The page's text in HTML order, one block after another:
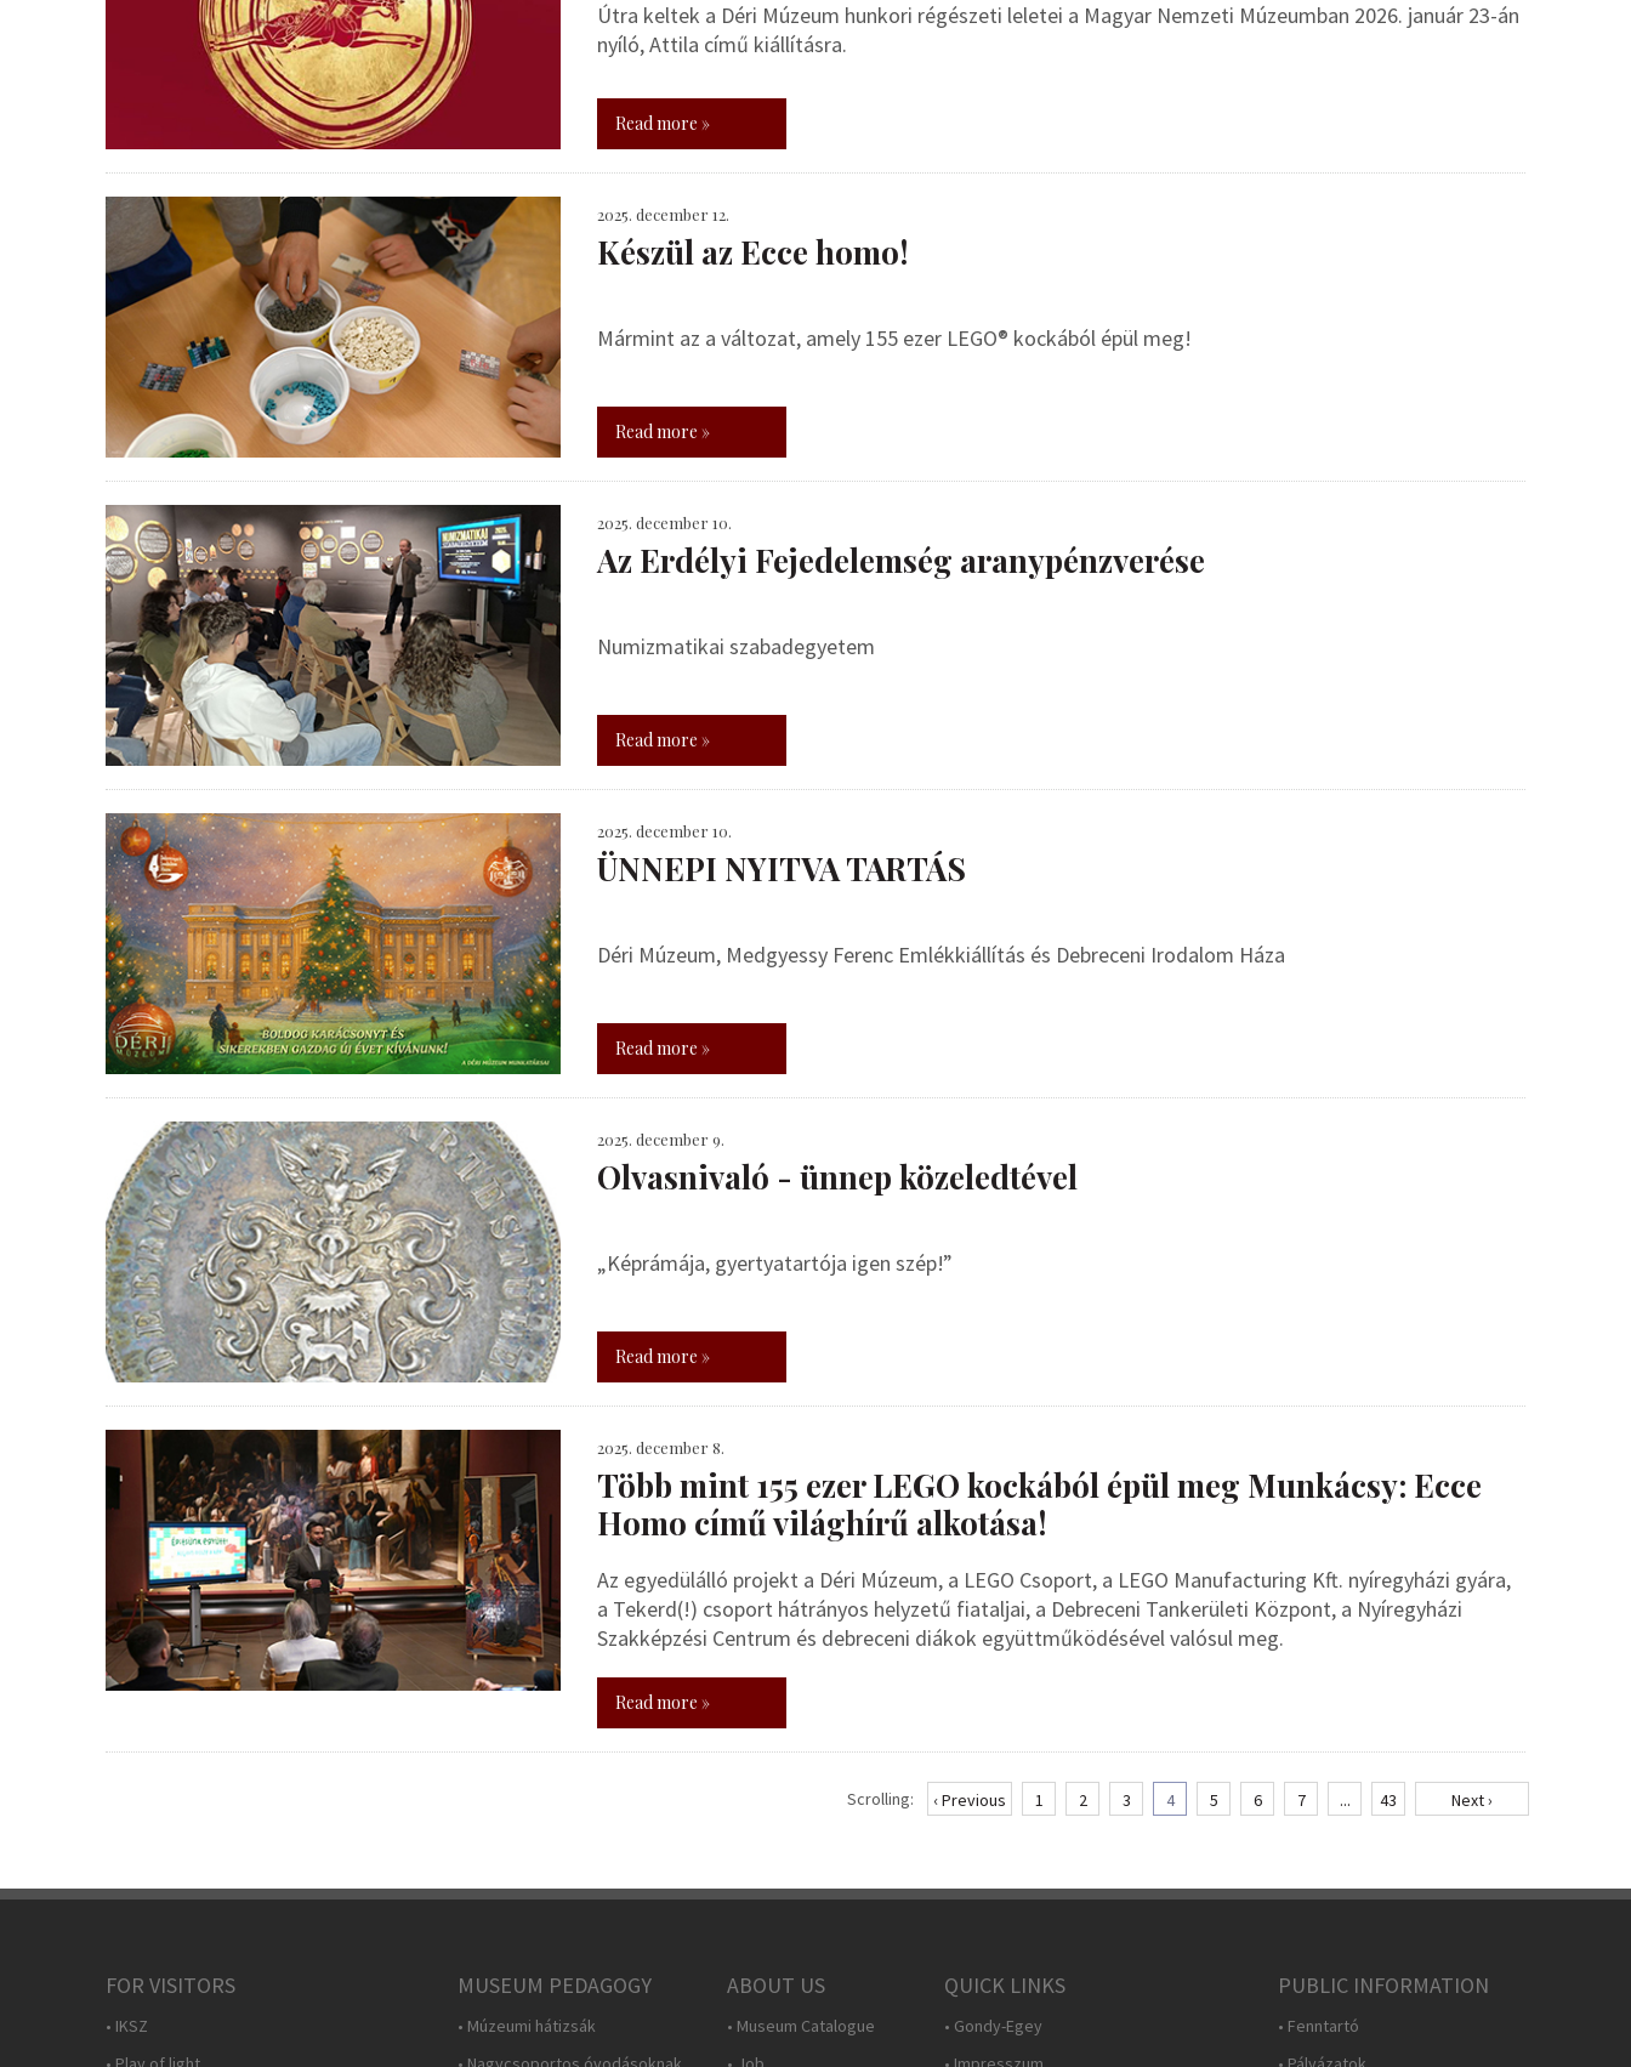
Útra keltek a Déri Múzeum hunkori régészeti leletei a Magyar Nemzeti Múzeumban 2026. január 23-án
nyíló, Attila című kiállításra.
Read more »
2025. december 12.
Készül az Ecce homo!
Mármint az a változat, amely 155 ezer LEGO® kockából épül meg!
Read more »
2025. december 10.
Az Erdélyi Fejedelemség aranypénzverése
Numizmatikai szabadegyetem
Read more »
2025. december 10.
ÜNNEPI NYITVA TARTÁS
Déri Múzeum, Medgyessy Ferenc Emlékkiállítás és Debreceni Irodalom Háza
Read more »
2025. december 9.
Olvasnivaló - ünnep közeledtével
„Képrámája, gyertyatartója igen szép!”
Read more »
2025. december 8.
Több mint 155 ezer LEGO kockából épül meg Munkácsy: Ecce
Homo című világhírű alkotása!
Az egyedülálló projekt a Déri Múzeum, a LEGO Csoport, a LEGO Manufacturing Kft. nyíregyházi gyára,
a Tekerd(!) csoport hátrányos helyzetű fiataljai, a Debreceni Tankerületi Központ, a Nyíregyházi
Szakképzési Centrum és debreceni diákok együttműködésével valósul meg.
Read more »
Scrolling: ‹ Previous 1 2 3 4 5 6 7 ... 43 Next ›
FOR VISITORS
• IKSZ
MUSEUM PEDAGOGY
• Múzeumi hátizsák
ABOUT US
• Museum Catalogue
QUICK LINKS
• Gondy-Egey
PUBLIC INFORMATION
• Fenntartó